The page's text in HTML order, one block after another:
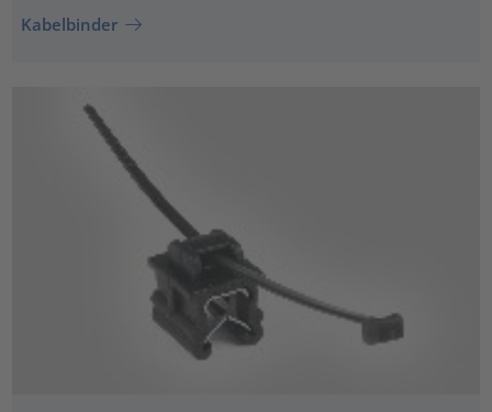
Kabelbinder